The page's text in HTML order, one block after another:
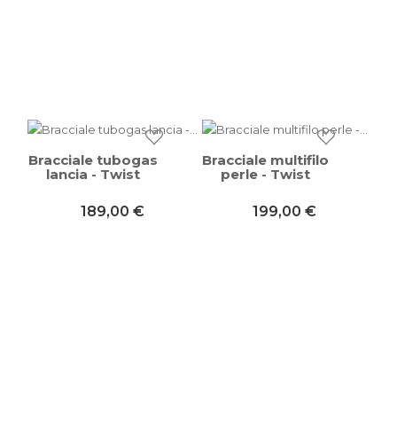
Bracciale tubogas
lancia - Twist
189,00 €
Bracciale multifilo
perle - Twist
199,00 €